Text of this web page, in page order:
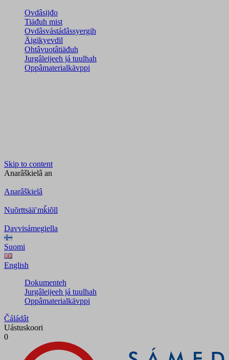
Ovdâsijđo
Tiäđuh mist
Ovdâsvástádâssyergih
Äigikyevdil
Ohtâvuotâtiäđuh
Jurgâleijeeh já tuulhah
Oppâmaterialkävppi
Skip to content
Anarâškielâ an
Anarâškielâ
Nuõrttsääʹmǩiõll
Davvisámegiella
Suomi
English
Dokumenteh
Jurgâleijeeh já tuulhah
Oppâmaterialkävppi
Čáládât
Uástuskoori
0